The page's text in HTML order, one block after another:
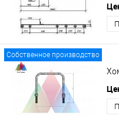
Собственное производство